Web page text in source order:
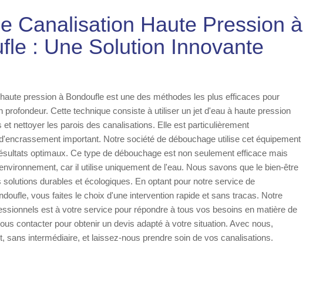
Canalisation Haute Pression à
: Une Solution Innovante
pression à Bondoufle est une des méthodes les plus efficaces pour
profondeur. Cette technique consiste à utiliser un jet d'eau à haute pression
et nettoyer les parois des canalisations. Elle est particulièrement
important. Notre société de débouchage utilise cet équipement
optimaux. Ce type de débouchage est non seulement efficace mais
car il utilise uniquement de l'eau. Nous savons que le bien-être
durables et écologiques. En optant pour notre service de
vous faites le choix d'une intervention rapide et sans tracas. Notre
est à votre service pour répondre à tous vos besoins en matière de
contacter pour obtenir un devis adapté à votre situation. Avec nous,
sans intermédiaire, et laissez-nous prendre soin de vos canalisations.